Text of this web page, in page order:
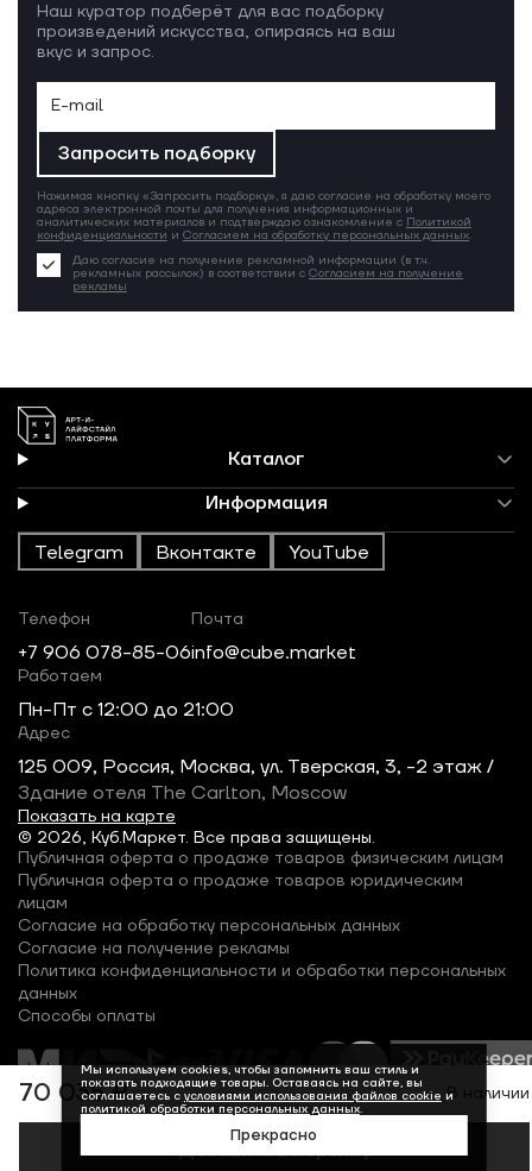
70 035 ₽ В наличии
Добавить в корзину
Наш куратор подберёт для вас подборку
произведений искусства, опираясь на ваш
вкус и запрос.
Запросить подборку
Нажимая кнопку «Запросить подборку», я даю согласие на обработку моего
адреса электронной почты для получения информационных и
аналитических материалов и подтверждаю ознакомление с Политикой
конфиденциальности и Согласием на обработку персональных данных.
Даю согласие на получение рекламной информации (в т.ч.
рекламных рассылок) в соответствии с Согласием на получение
рекламы
Каталог
Информация
Telegram Вконтакте YouTube
© 2026, Куб.Маркет. Все права защищены.
Телефон
+7 906 078-85-06
Почта
info@cube.market
Работаем
Пн-Пт c 12:00 до 21:00
Адрес
125 009, Россия, Москва, ул. Тверская, 3, -2 этаж /
Здание отеля The Carlton, Moscow
Показать на карте
Публичная оферта о продаже товаров физическим лицам
Публичная оферта о продаже товаров юридическим
лицам
Согласие на обработку персональных данных
Согласие на получение рекламы
Политика конфиденциальности и обработки персональных
данных
Способы оплаты
Мы используем cookies, чтобы запомнить ваш стиль и
показать подходящие товары. Оставаясь на сайте, вы
соглашаетесь с условиями использования файлов cookie и
политикой обработки персональных данных.
Прекрасно